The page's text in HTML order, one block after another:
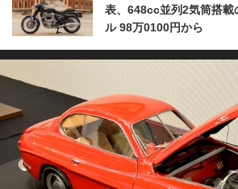
表、648cc並列2気筒搭載
ル 98万0100円から